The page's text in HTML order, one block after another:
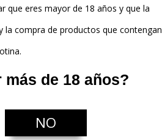
que eres mayor de 18 años y que la
la compra de productos que contengan
de 18 años?
NO